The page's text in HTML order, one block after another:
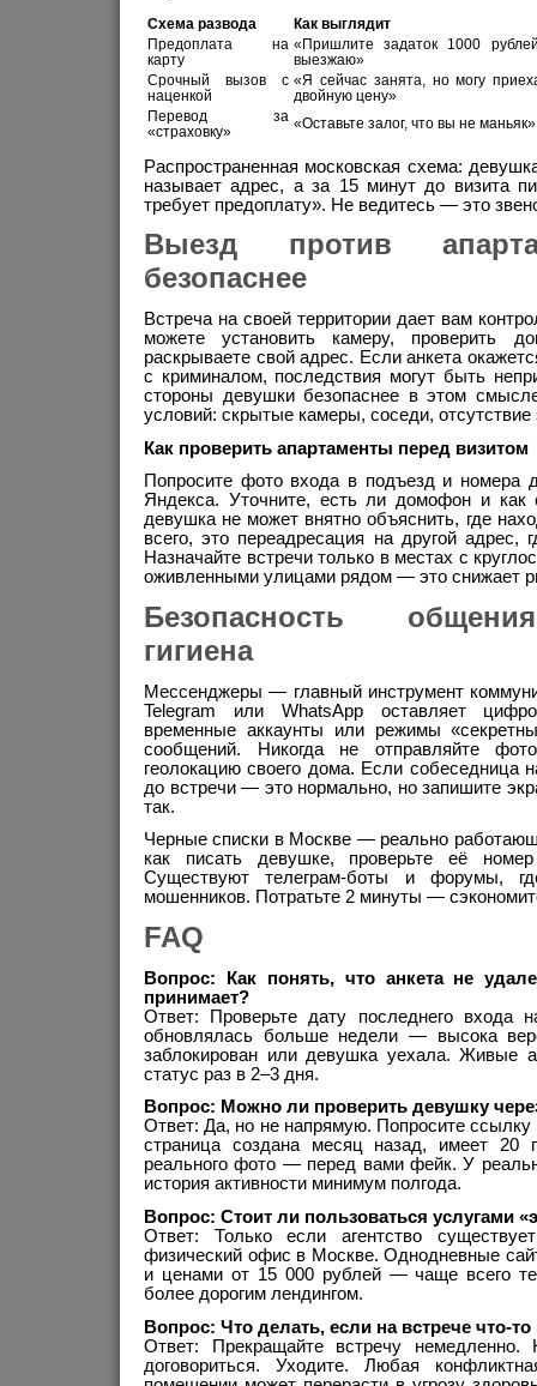
Схема развода
Как выглядит
Предоплата на
карту
«Пришлите задаток 1000
выезжаю»
Срочный вызов с
наценкой
«Я сейчас занята, но могу
двойную цену»
Перевод за
«страховку»
«Оставьте залог, что вы не маньяк»
Распространенная московская схема:
называет адрес, а за 15 минут до визита
требует предоплату». Не ведитесь — это
Выезд против
безопаснее
Встреча на своей территории дает вам
можете установить камеру, проверить
раскрываете свой адрес. Если анкета
с криминалом, последствия могут быть
стороны девушки безопаснее в этом
условий: скрытые камеры, соседи, отсутствие
Как проверить апартаменты перед визитом
Попросите фото входа в подъезд и номера
Яндекса. Уточните, есть ли домофон и как
девушка не может внятно объяснить, где
всего, это переадресация на другой адрес,
Назначайте встречи только в местах с
оживленными улицами рядом — это снижает
Безопасность
гигиена
Мессенджеры — главный инструмент
Telegram или WhatsApp оставляет
временные аккаунты или режимы
сообщений. Никогда не отправляйте
геолокацию своего дома. Если собеседница
до встречи — это нормально, но запишите
так.
Черные списки в Москве — реально
как писать девушке, проверьте её
Существуют телеграм-боты и форумы,
мошенников. Потратьте 2 минуты —
FAQ
Вопрос: Как понять, что анкета не
принимает?
Ответ: Проверьте дату последнего входа
обновлялась больше недели — высока
заблокирован или девушка уехала. Живые
статус раз в 2–3 дня.
Вопрос: Можно ли проверить девушку
Ответ: Да, но не напрямую. Попросите
страница создана месяц назад, имеет 20
реального фото — перед вами фейк. У
история активности минимум полгода.
Вопрос: Стоит ли пользоваться услугами
Ответ: Только если агентство
физический офис в Москве. Однодневные
и ценами от 15 000 рублей — чаще всего
более дорогим лендингом.
Вопрос: Что делать, если на встрече что-
Ответ: Прекращайте встречу
договориться. Уходите. Любая